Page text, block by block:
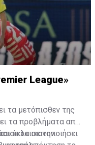
League»
τα μετόπισθεν της
τα προβλήματα από
έκλεισε την
να ικανοποιήσει